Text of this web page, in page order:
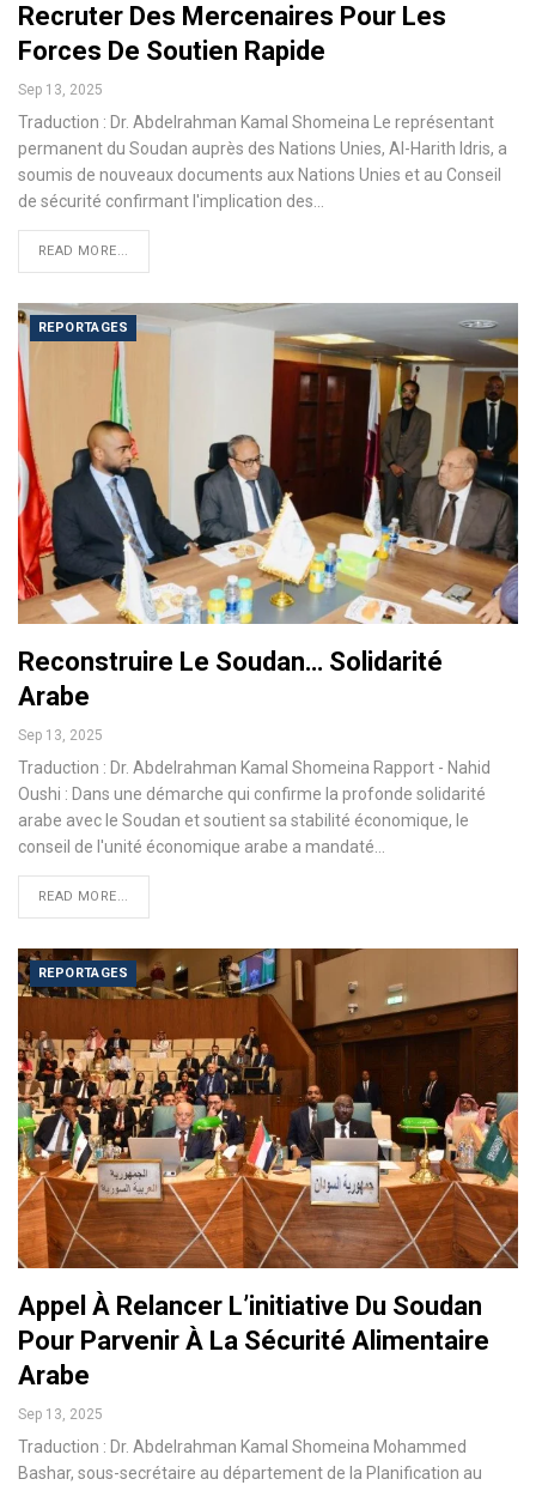
Recruter Des Mercenaires Pour Les
Forces De Soutien Rapide
Sep 13, 2025
Traduction : Dr. Abdelrahman Kamal Shomeina Le représentant
permanent du Soudan auprès des Nations Unies, Al-Harith Idris, a
soumis de nouveaux documents aux Nations Unies et au Conseil
de sécurité confirmant l'implication des…
READ MORE...
REPORTAGES
Reconstruire Le Soudan… Solidarité
Arabe
Sep 13, 2025
Traduction : Dr. Abdelrahman Kamal Shomeina Rapport - Nahid
Oushi : Dans une démarche qui confirme la profonde solidarité
arabe avec le Soudan et soutient sa stabilité économique, le
conseil de l'unité économique arabe a mandaté…
READ MORE...
REPORTAGES
Appel À Relancer L’initiative Du Soudan
Pour Parvenir À La Sécurité Alimentaire
Arabe
Sep 13, 2025
Traduction : Dr. Abdelrahman Kamal Shomeina Mohammed
Bashar, sous-secrétaire au département de la Planification au